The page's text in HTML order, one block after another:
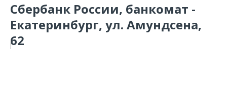
Сбербанк России, банкомат -
Екатеринбург, ул. Амундсена,
62